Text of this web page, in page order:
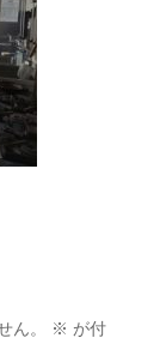
ん。 ※ が付